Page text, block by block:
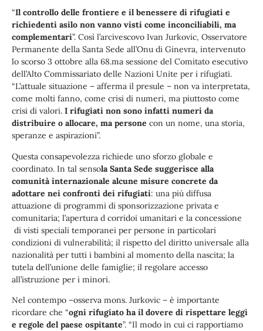
“Il controllo delle frontiere e il benessere di rifugiati e
richiedenti asilo non vanno visti come inconciliabili, ma
complementari”. Così l’arcivescovo Ivan Jurkovic, Osservatore
Permanente della Santa Sede all’Onu di Ginevra, intervenuto
lo scorso 3 ottobre alla 68.ma sessione del Comitato esecutivo
dell’Alto Commissariato delle Nazioni Unite per i rifugiati.
“L’attuale situazione – afferma il presule – non va interpretata,
come molti fanno, come crisi di numeri, ma piuttosto come
crisi di valori. I rifugiati non sono infatti numeri da
distribuire o allocare, ma persone con un nome, una storia,
speranze e aspirazioni”.
Questa consapevolezza richiede uno sforzo globale e
coordinato. In tal sensola Santa Sede suggerisce alla
comunità internazionale alcune misure concrete da
adottare nei confronti dei rifugiati: una più diffusa
attuazione di programmi di sponsorizzazione privata e
comunitaria; l’apertura d corridoi umanitari e la concessione
di visti speciali temporanei per persone in particolari
condizioni di vulnerabilità; il rispetto del diritto universale alla
nazionalità per tutti i bambini al momento della nascita; la
tutela dell’unione delle famiglie; il regolare accesso
all’istruzione per i minori.
Nel contempo –osserva mons. Jurkovic – è importante
ricordare che “ogni rifugiato ha il dovere di rispettare leggi
e regole del paese ospitante”. “Il modo in cui ci rapportiamo